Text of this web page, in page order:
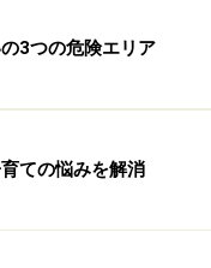
りの「高さ」だけ
リー基準です。マ
ケースが多いと言
3つの危険エリア
ての悩みを解消